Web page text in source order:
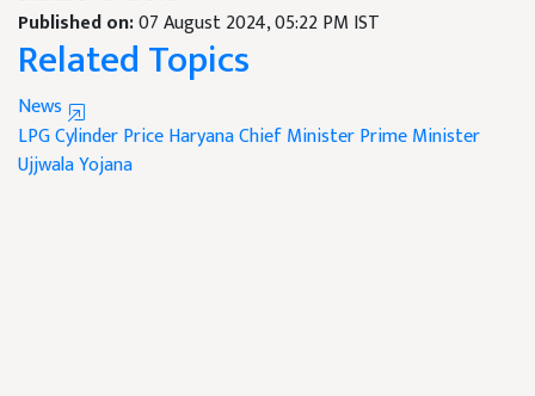
Published on:07 August 2024, 05:22 PM IST
Related Topics
News
LPG Cylinder PriceHaryana Chief MinisterPrime Minister
Ujjwala Yojana